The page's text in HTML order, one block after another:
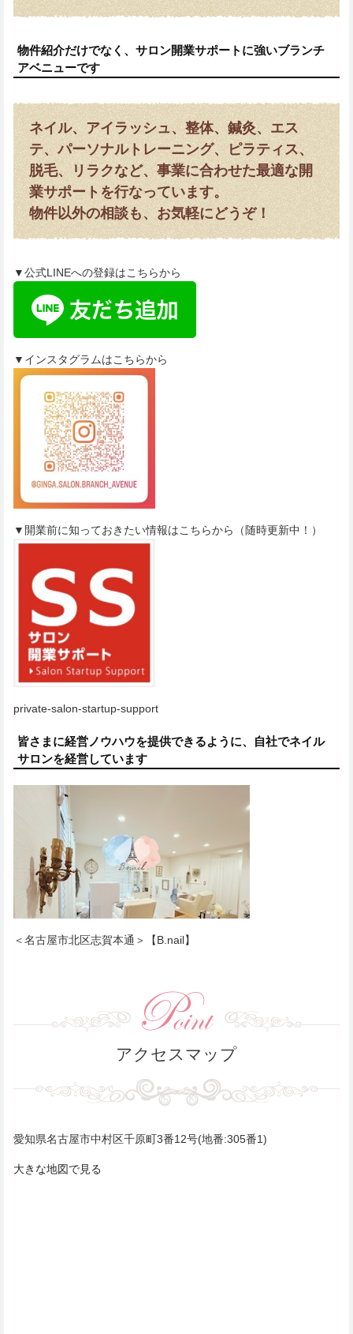
物件紹介だけでなく、サロン開業サポートに強いブランチ
アベニューです
ネイル、アイラッシュ、整体、鍼灸、エス
テ、パーソナルトレーニング、ピラティス、
脱毛、リラクなど、事業に合わせた最適な開
業サポートを行なっています。
物件以外の相談も、お気軽にどうぞ！
▼公式LINEへの登録はこちらから
▼インスタグラムはこちらから
▼開業前に知っておきたい情報はこちらから（随時更新中！）
private-salon-startup-support
皆さまに経営ノウハウを提供できるように、自社でネイル
サロンを経営しています
＜名古屋市北区志賀本通＞【B.nail】
アクセスマップ
愛知県名古屋市中村区千原町3番12号(地番:305番1)
大きな地図で見る